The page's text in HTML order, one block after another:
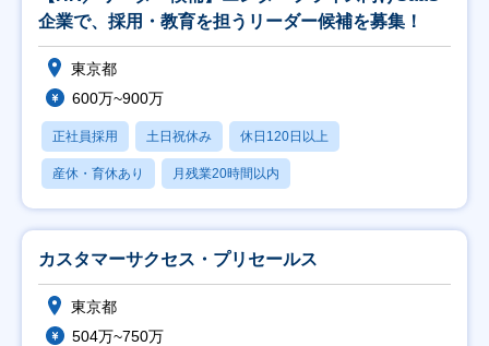
企業で、採用・教育を担うリーダー候補を募集！
東京都
600万~900万
正社員採用 土日祝休み 休日120日以上
産休・育休あり 月残業20時間以内
カスタマーサクセス・プリセールス
東京都
504万~750万